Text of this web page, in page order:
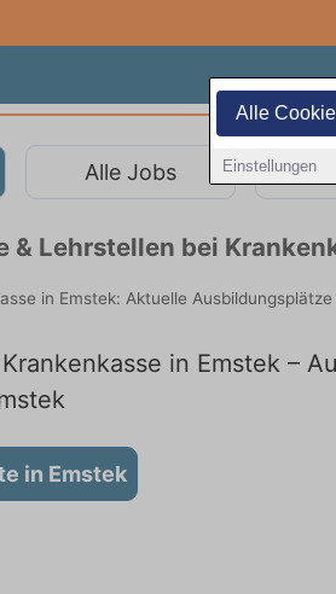
Alle
Einstellungen
Alle Jobs
Lehrstellen bei
in Emstek: Aktuelle
in Emstek –
in Emstek